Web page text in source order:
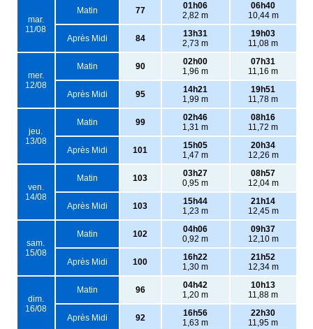
mar.
11/08
Matin 77
01h06
2,82 m
06h40
10,44 m
Après Midi 84
13h31
2,73 m
19h03
11,08 m
mer.
12/08
Matin 90
02h00
1,96 m
07h31
11,16 m
Après Midi 95
14h21
1,99 m
19h51
11,78 m
jeu.
13/08
Matin 99
02h46
1,31 m
08h16
11,72 m
Après Midi 101
15h05
1,47 m
20h34
12,26 m
ven.
14/08
Matin 103
03h27
0,95 m
08h57
12,04 m
Après Midi 103
15h44
1,23 m
21h14
12,45 m
sam.
15/08
Matin 102
04h06
0,92 m
09h37
12,10 m
Après Midi 100
16h22
1,30 m
21h52
12,34 m
dim.
16/08
Matin 96
04h42
1,20 m
10h13
11,88 m
Après Midi 92
16h56
1,63 m
22h30
11,95 m